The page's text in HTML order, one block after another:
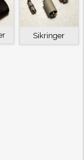
Sikringer